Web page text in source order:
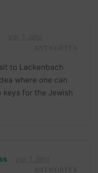
to Lackenbach
where one can
keys for the Jewish